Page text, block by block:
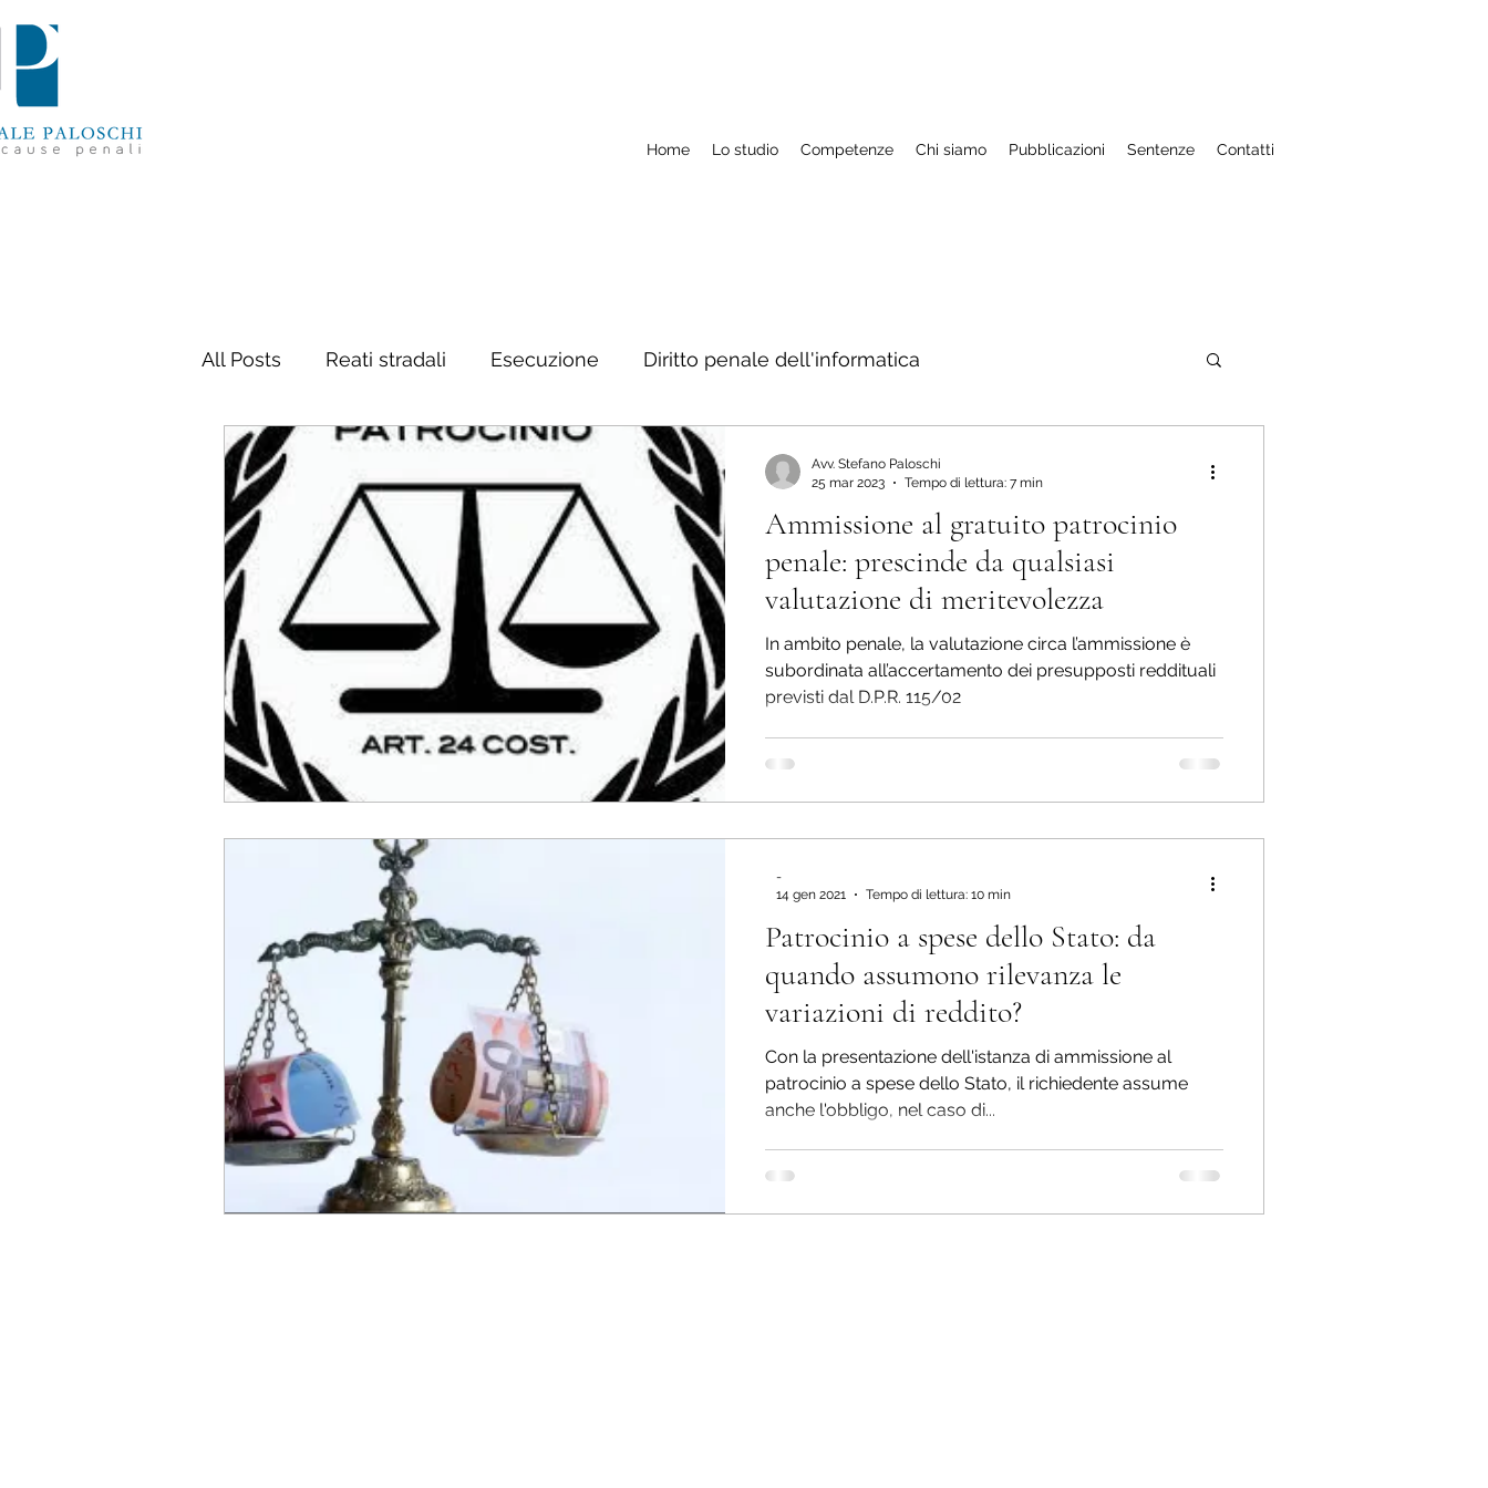
Home Lo studio Competenze Chi siamo Pubblicazioni Sentenze Contatti
All Posts Reati stradali Esecuzione Diritto penale dell'informatica
Delitti contro la persona M.a.e. ed estradizione
Diritto penale tributario Misure cautelari Impugnazioni Diritto penale dell'economia
Proprietà intellettuale Diritto penale dell'immigrazione
Riti alternativi Patrocinio gratuito Stupefacenti Delitti contro la P.A.
Delitti contro il patrimonio Informatica giuridica Procedura penale Delitti contro l'A.G.
Giudice di pace
Ammissione al gratuito patrocinio
penale: prescinde da qualsiasi
valutazione di meritevolezza
In ambito penale, la valutazione circa l’ammissione è
subordinata all’accertamento dei presupposti reddituali
previsti dal D.P.R. 115/02
Avv. Stefano Paloschi
25 mar 2023
Tempo di lettura: 7 min
Patrocinio a spese dello Stato: da
quando assumono rilevanza le
variazioni di reddito?
Con la presentazione dell'istanza di ammissione al
patrocinio a spese dello Stato, il richiedente assume
anche l'obbligo, nel caso di...
-
14 gen 2021
Tempo di lettura: 10 min